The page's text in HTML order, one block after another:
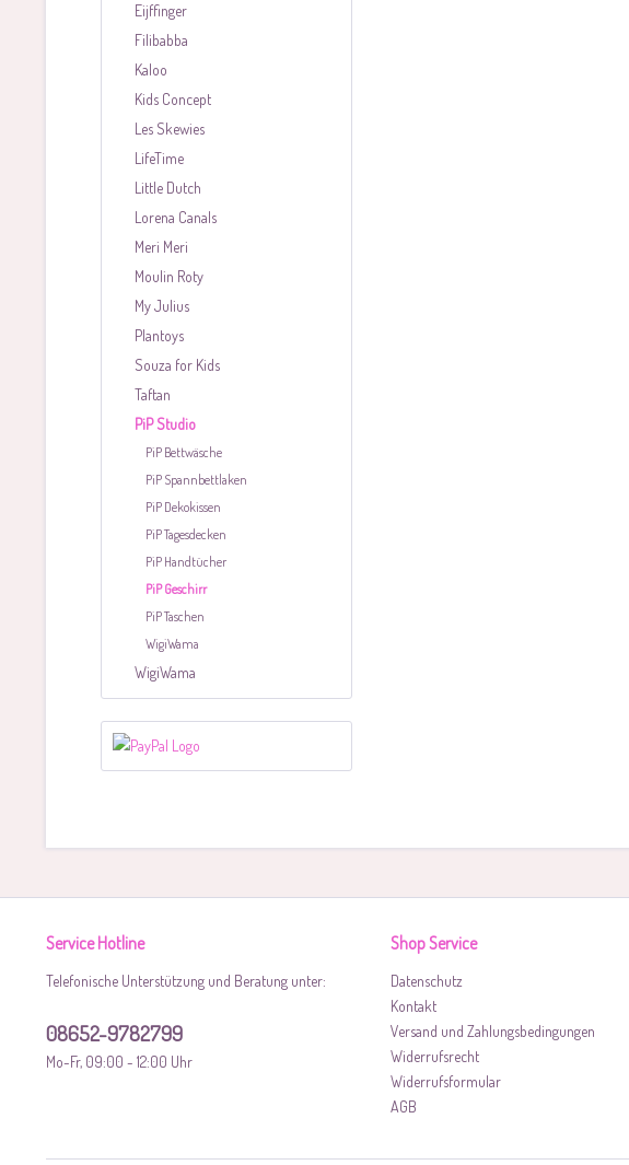
Eijffinger
Filibabba
Kaloo
Kids Concept
Les Skewies
LifeTime
Little Dutch
Lorena Canals
Meri Meri
Moulin Roty
My Julius
Plantoys
Souza for Kids
Taftan
PiP Studio
PiP Bettwäsche
PiP Spannbettlaken
PiP Dekokissen
PiP Tagesdecken
PiP Handtücher
PiP Geschirr
PiP Taschen
WigiWama
WigiWama
Service Hotline
Telefonische Unterstützung und Beratung unter:
08652-9782799
Mo-Fr, 09:00 - 12:00 Uhr
Shop Service
Datenschutz
Kontakt
Versand und Zahlungsbedingungen
Widerrufsrecht
Widerrufsformular
AGB